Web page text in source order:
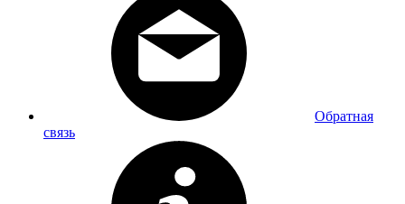
Обратная
связь